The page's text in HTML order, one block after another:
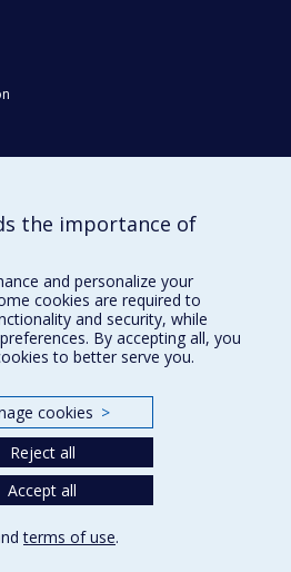
the importance of
and personalize your
cookies are required to
and security, while
By accepting all, you
to better serve you.
cookies >
Reject all
Accept all
terms of use.